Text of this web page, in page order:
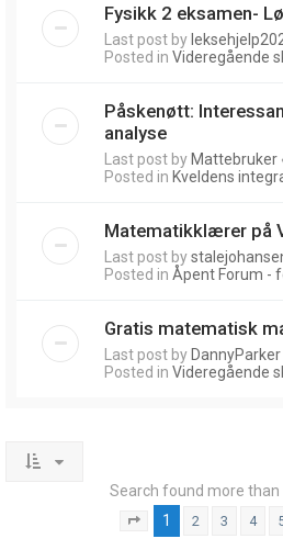
Fysikk 2 eksamen-
Last post by
Posted in Videregående
Påskenøtt:
analyse
Last post by Mattebruker
Posted in Kveldens
Matematikklærer på
Last post by
Posted in Åpent Forum -
Gratis matematisk
Last post by DannyParker
Posted in Videregående
Search found more
Page of 20
1 2 3 4